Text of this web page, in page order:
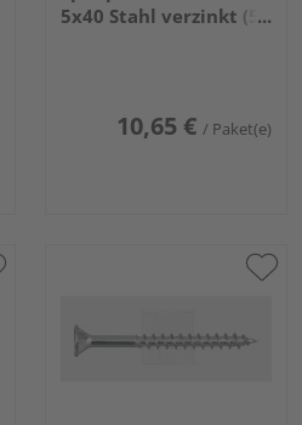
5x40 Stahl verzinkt (50
10,65 € / Paket(e)